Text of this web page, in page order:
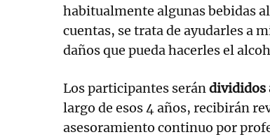
habitualmente algunas bebidas
cuentas, se trata de ayudarles a
daños que pueda hacerles el
Los participantes serándivididos
largo de esos 4 años, recibirán
asesoramiento continuo por